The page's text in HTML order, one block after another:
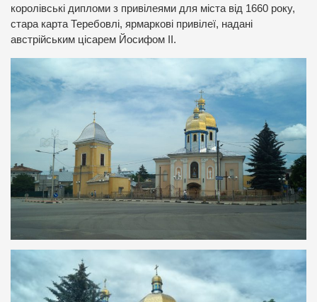
королівські дипломи з привілеями для міста від 1660 року,
стара карта Теребовлі, ярмаркові привілеї, надані
австрійським цісарем Йосифом ІІ.